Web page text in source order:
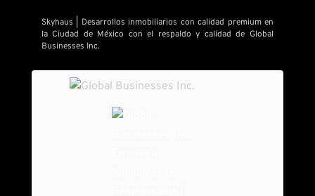
Skyhaus | Desarrollos inmobiliarios con calidad premium en
la Ciudad de México con el respaldo y calidad de Global
Businesses Inc.